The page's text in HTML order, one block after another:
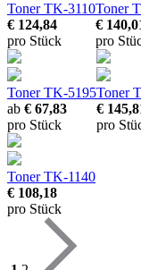
Toner TK-3110
€ 124,84
pro Stück
Toner
€
pro
Toner TK-5195
ab € 67,83
pro Stück
Toner
€
pro
Toner TK-1140
€ 108,18
pro Stück